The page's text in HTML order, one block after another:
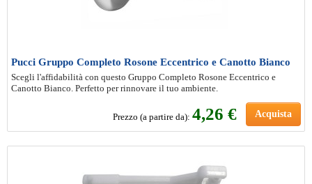
Pucci Gruppo Completo Rosone Eccentrico e Canotto Bianco
Scegli l'affidabilità con questo Gruppo Completo Rosone Eccentrico e
Canotto Bianco. Perfetto per rinnovare il tuo ambiente.
Prezzo (a partire da): 4,26 € Acquista